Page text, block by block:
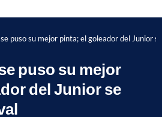
puso su mejor pinta; el goleador del Junior
puso su mejor
del Junior se